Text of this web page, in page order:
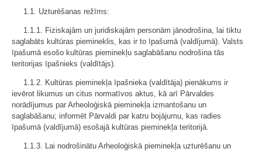
1.1. Uzturēšanas režīms:
1.1.1. Fiziskajām un juridiskajām personām jānodrošina, lai tiktu
saglabāts kultūras piemineklis, kas ir to īpašumā (valdījumā). Valsts
īpašumā esošo kultūras pieminekļu saglabāšanu nodrošina tās
teritorijas īpašnieks (valdītājs).
1.1.2. Kultūras pieminekļa īpašnieka (valdītāja) pienākums ir
ievērot likumus un citus normatīvos aktus, kā arī Pārvaldes
norādījumus par Arheoloģiskā pieminekļa izmantošanu un
saglabāšanu; informēt Pārvaldi par katru bojājumu, kas radies
īpašumā (valdījumā) esošajā kultūras pieminekļa teritorijā.
1.1.3. Lai nodrošinātu Arheoloģiskā pieminekļa uzturēšanu un